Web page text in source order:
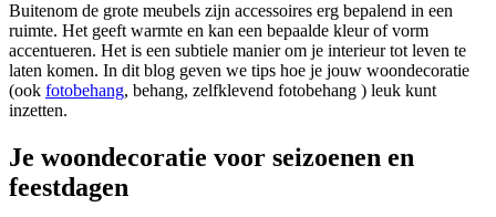
Buitenom de grote meubels zijn accessoires erg bepalend in een
ruimte. Het geeft warmte en kan een bepaalde kleur of vorm
accentueren. Het is een subtiele manier om je interieur tot leven te
laten komen. In dit blog geven we tips hoe je jouw woondecoratie
(ook fotobehang, behang, zelfklevend fotobehang ) leuk kunt
inzetten.
Je woondecoratie voor seizoenen en
feestdagen